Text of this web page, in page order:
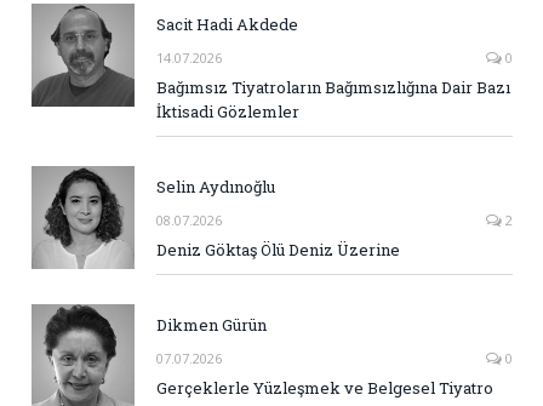
Sacit Hadi Akdede
14.07.2026 0
Bağımsız Tiyatroların Bağımsızlığına Dair Bazı
İktisadi Gözlemler
Selin Aydınoğlu
08.07.2026 2
Deniz Göktaş Ölü Deniz Üzerine
Dikmen Gürün
07.07.2026 0
Gerçeklerle Yüzleşmek ve Belgesel Tiyatro